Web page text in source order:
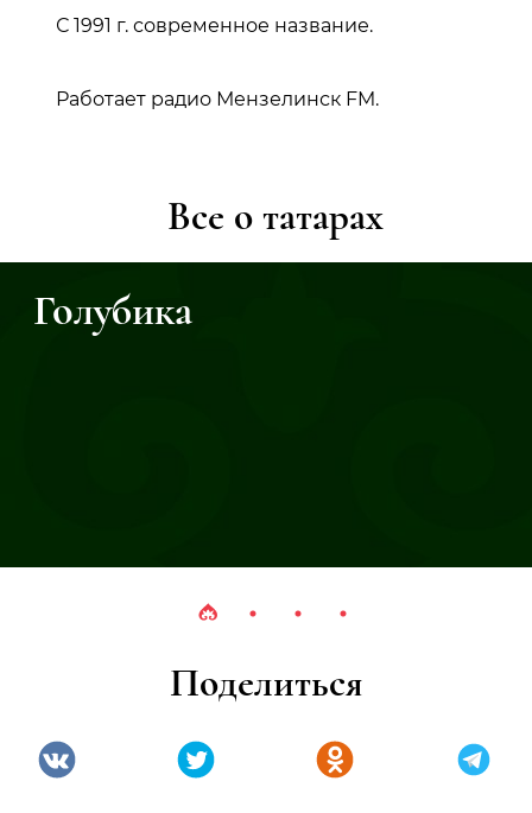
С 1991 г. современное название.
Работает радио Мензелинск FM.
Все о татарах
Голубика
Поделиться